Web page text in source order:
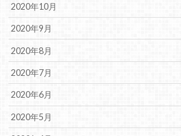
2020年10月
2020年9月
2020年8月
2020年7月
2020年6月
2020年5月